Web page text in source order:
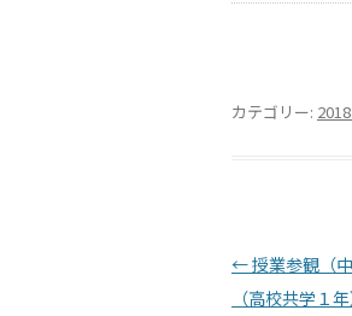
カテゴリー:
投稿ナビゲー
←授業参観（
（高校共学１年